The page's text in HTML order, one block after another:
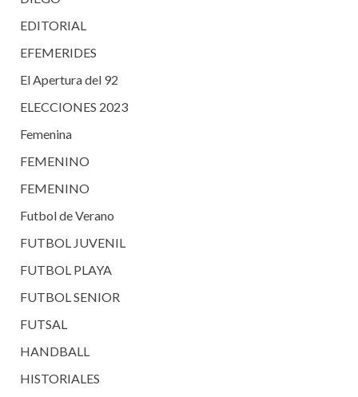
EDITORIAL
EFEMERIDES
El Apertura del 92
ELECCIONES 2023
Femenina
FEMENINO
FEMENINO
Futbol de Verano
FUTBOL JUVENIL
FUTBOL PLAYA
FUTBOL SENIOR
FUTSAL
HANDBALL
HISTORIALES